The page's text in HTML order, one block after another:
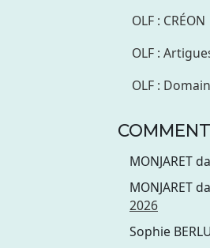
OLF : CRÉON
OLF :
OLF :
MONJARET
MONJARET
2026
Sophie